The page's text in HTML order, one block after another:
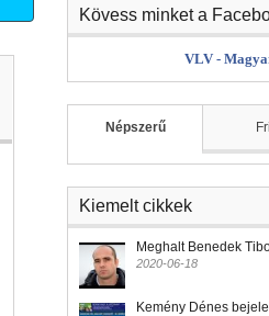
Kövess minket a
VLV -
Népszerű
Kiemelt cikkek
Meghalt Benedek
2020-06-18
Kemény Dénes